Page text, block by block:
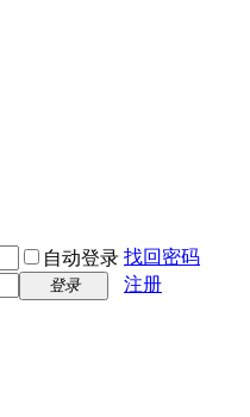
自动登录 找回密码
登录
注册